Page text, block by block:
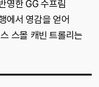
영한 GG 수프림
에서 영감을 얻어
스몰 캐빈 트롤리는